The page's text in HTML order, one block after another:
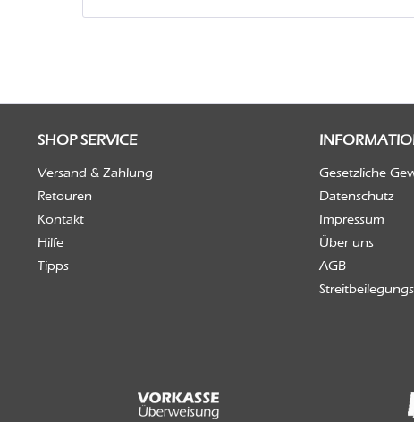
SHOP SERVICE
Versand & Zahlung
Retouren
Kontakt
Hilfe
Tipps
Gesetzliche
Datenschutz
Impressum
Über uns
AGB